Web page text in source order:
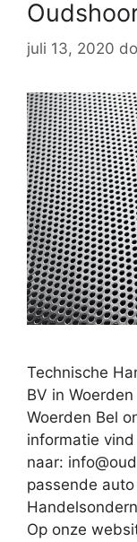
juli 13, 2020
Technische
BV in
Woerden Bel
informatie
naar:
passende
Op onze